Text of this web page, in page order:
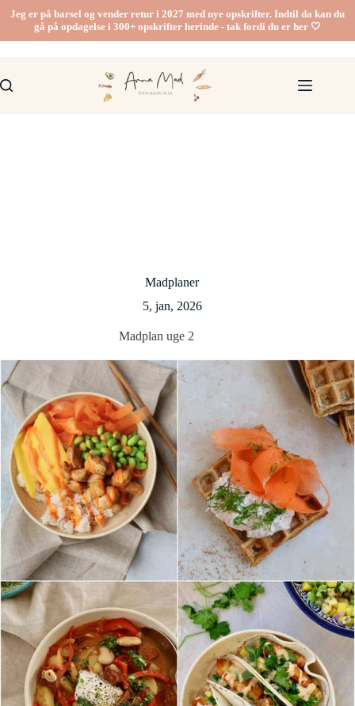
indhold
Jeg er på barsel og vender retur i 2027 med nye opskrifter. Indtil da kan du
gå på opdagelse i 300+ opskrifter herinde - tak fordi du er her 🤍
Madplaner
5, jan, 2026
Madplan uge 2